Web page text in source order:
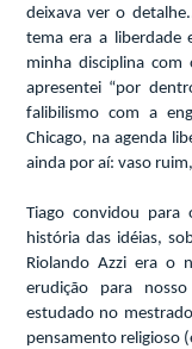
deixava ver o
tema era a liberdade
minha disciplina
apresentei “por
falibilismo com a
Chicago, na agenda
ainda por aí: vaso
Tiago convidou
história das idéias,
Riolando Azzi era o
erudição para
estudado no
pensamento religioso